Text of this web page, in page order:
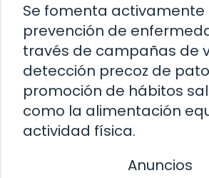
Se fomenta activamente
prevención de
través de campañas de
detección precoz de
promoción de hábitos
como la alimentación
actividad física.
Anuncios